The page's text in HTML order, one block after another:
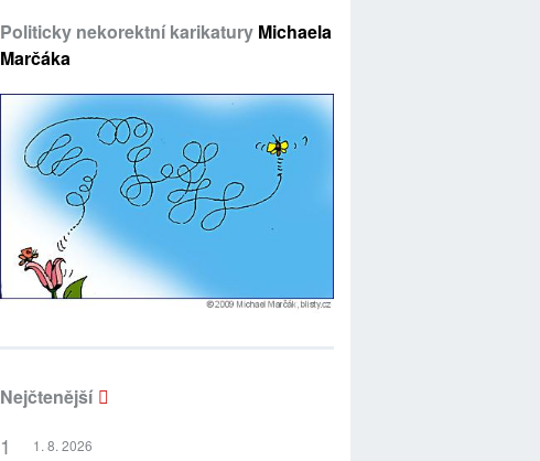
Politicky nekorektní karikatury Michaela
Marčáka
Nejčtenější
1. 8. 2026